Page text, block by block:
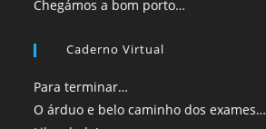
Chegámos a bom porto…
Caderno Virtual
Para terminar…
O árduo e belo caminho dos exames…